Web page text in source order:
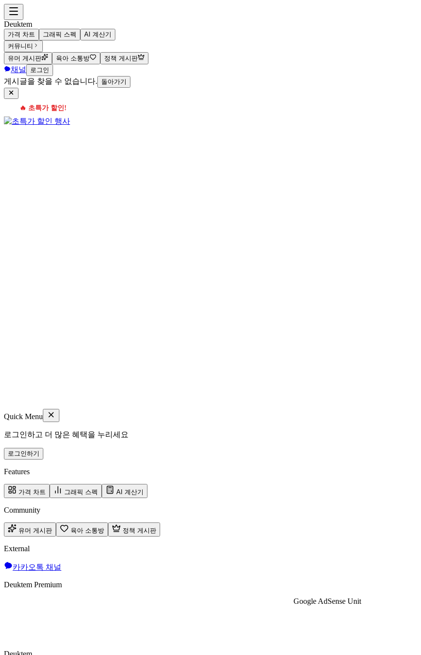
Deuktem
가격 차트 그래픽 스펙
AI 계산기
커뮤니티
유머 게시판
육아 소통방 정책 게시판
채널 로그인
게시글을 찾을 수 없습니다. 돌아가기
🔥 초특가 할인!
Quick Menu
로그인하고 더 많은 혜택을 누리세요
로그인하기
Features
가격 차트 그래픽 스펙 AI 계산기
Community
유머 게시판 육아 소통방 정책 게시판
External
카카오톡 채널
Deuktem Premium
Google AdSense Unit